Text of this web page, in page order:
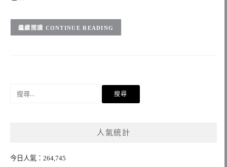
CONTINUE READING
人氣統計
今日人氣：264,745